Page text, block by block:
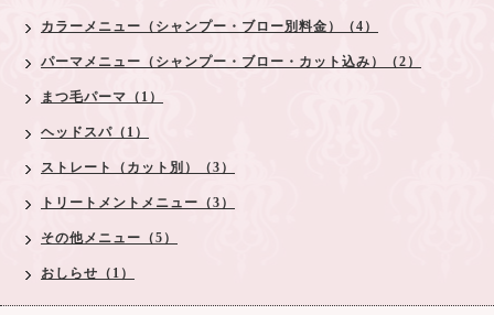
カラーメニュー（シャンプー・ブロー別料金）（4）
パーマメニュー（シャンプー・ブロー・カット込み）（2）
まつ毛パーマ（1）
ヘッドスパ（1）
ストレート（カット別）（3）
トリートメントメニュー（3）
その他メニュー（5）
おしらせ（1）